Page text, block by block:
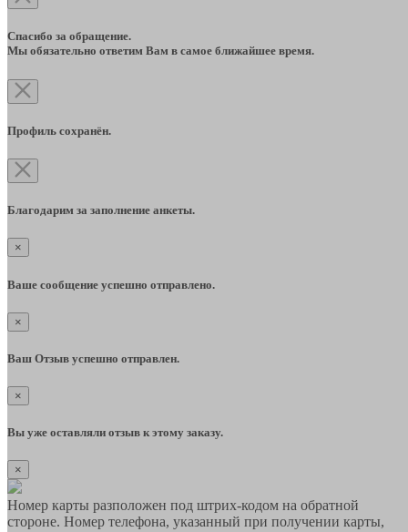
Спасибо за обращение.
Мы обязательно ответим Вам в самое ближайшее время.
Профиль сохранён.
Благодарим за заполнение анкеты.
×
Ваше сообщение успешно отправлено.
×
Ваш Отзыв успешно отправлен.
×
Вы уже оставляли отзыв к этому заказу.
×
Номер карты разположен под штрих-кодом на обратной
стороне. Номер телефона, указанный при получении карты,